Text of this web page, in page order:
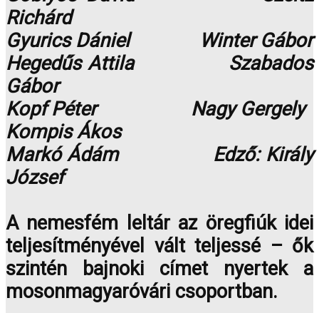
Richárd
Gyurics Dániel Winter Gábor
Hegedűs Attila Szabados
Gábor
Kopf Péter Nagy Gergely
Kompis Ákos
Markó Ádám Edző: Király
József
A nemesfém leltár az öregfiúk idei
teljesítményével vált teljessé – ők
szintén bajnoki címet nyertek a
mosonmagyaróvári csoportban.